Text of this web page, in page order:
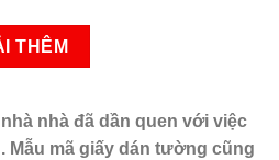
THÊM
nhà đã dần quen với việc
Mẫu mã giấy dán tường cũng